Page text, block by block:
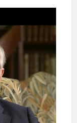
Hours 53 Minutes ago